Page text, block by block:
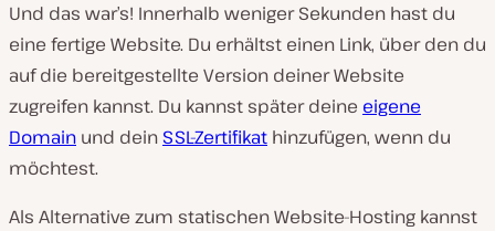
Und das war’s! Innerhalb weniger Sekunden hast du
eine fertige Website. Du erhältst einen Link, über den du
auf die bereitgestellte Version deiner Website
zugreifen kannst. Du kannst später deine eigene
Domain und dein SSL-Zertifikat hinzufügen, wenn du
möchtest.
Als Alternative zum statischen Website-Hosting kannst